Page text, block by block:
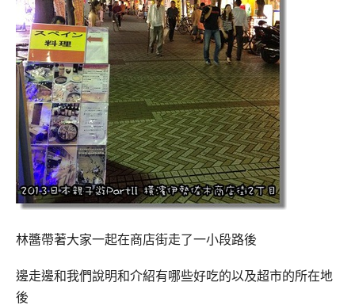
林醬帶著大家一起在商店街走了一小段路後
邊走邊和我們說明和介紹有哪些好吃的以及超市的所在地
後